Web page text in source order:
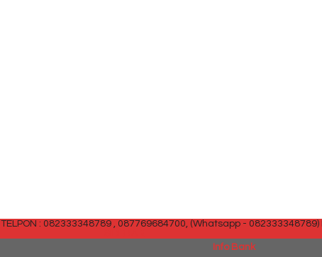
TELPON : 082333348789 , 087769684700, (Whatsapp - 082333348789)
Info Bank